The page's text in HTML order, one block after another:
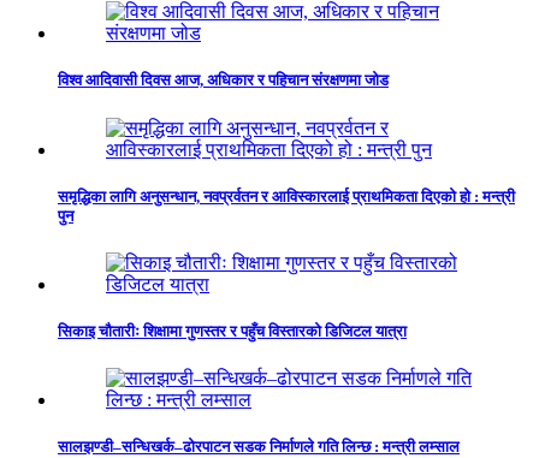
विश्व आदिवासी दिवस आज, अधिकार र पहिचान संरक्षणमा जोड
समृद्धिका लागि अनुसन्धान, नवप्रर्वतन र आविस्कारलाई प्राथमिकता दिएको हो : मन्त्री
पुन
सिकाइ चौतारीः शिक्षामा गुणस्तर र पहुँच विस्तारको डिजिटल यात्रा
सालझण्डी–सन्धिखर्क–ढोरपाटन सडक निर्माणले गति लिन्छ : मन्त्री लम्साल